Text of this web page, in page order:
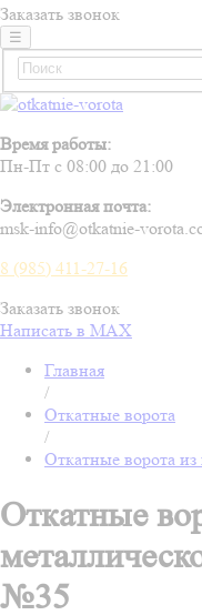
Заказать звонок
☰
Время работы:
Пн-Пт с 08:00 до 21:00
Электронная почта:
msk-info@otkatnie-
8 (985) 411-27-16
Заказать звонок
Написать в MAX
Главная
/
Откатные ворота
/
Откатные ворота
Откатные
№35